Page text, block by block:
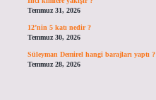
Temmuz 31, 2026
12’nin 5 katı nedir ?
Temmuz 30, 2026
Süleyman Demirel hangi barajları yaptı ?
Temmuz 28, 2026